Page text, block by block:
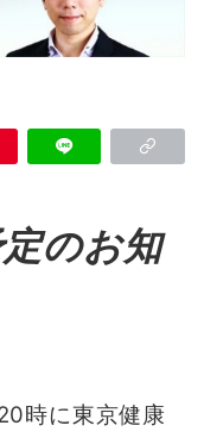
のお知
時に東京健康